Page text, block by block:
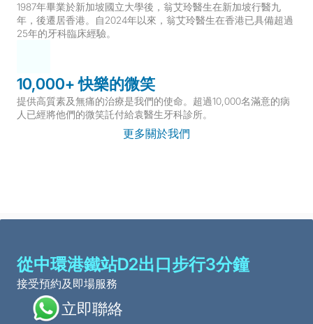
1987年畢業於新加坡國立大學後，翁艾玲醫生在新加坡行醫九
年，後遷居香港。自2024年以來，翁艾玲醫生在香港已具備超過
25年的牙科臨床經驗。
10,000+ 快樂的微笑
提供高質素及無痛的治療是我們的使命。超過10,000名滿意的病
人已經將他們的微笑託付給袁醫生牙科診所。
更多關於我們
從中環港鐵站D2出口步行3分鐘
接受預約及即場服務
立即聯絡